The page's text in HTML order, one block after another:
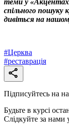
спільного пошуку
дивіться на
#Церква
#реставрація
Підписуйтесь на
Будьте в курсі
Слідкуйте за нами